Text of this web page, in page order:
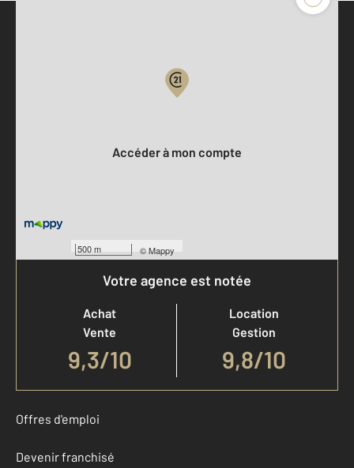
500 m ©Mappy
Accéder à mon compte
Votre agence est notée
Achat
Vente
9,3/10
Location
Gestion
9,8/10
Offres d'emploi
Devenir franchisé